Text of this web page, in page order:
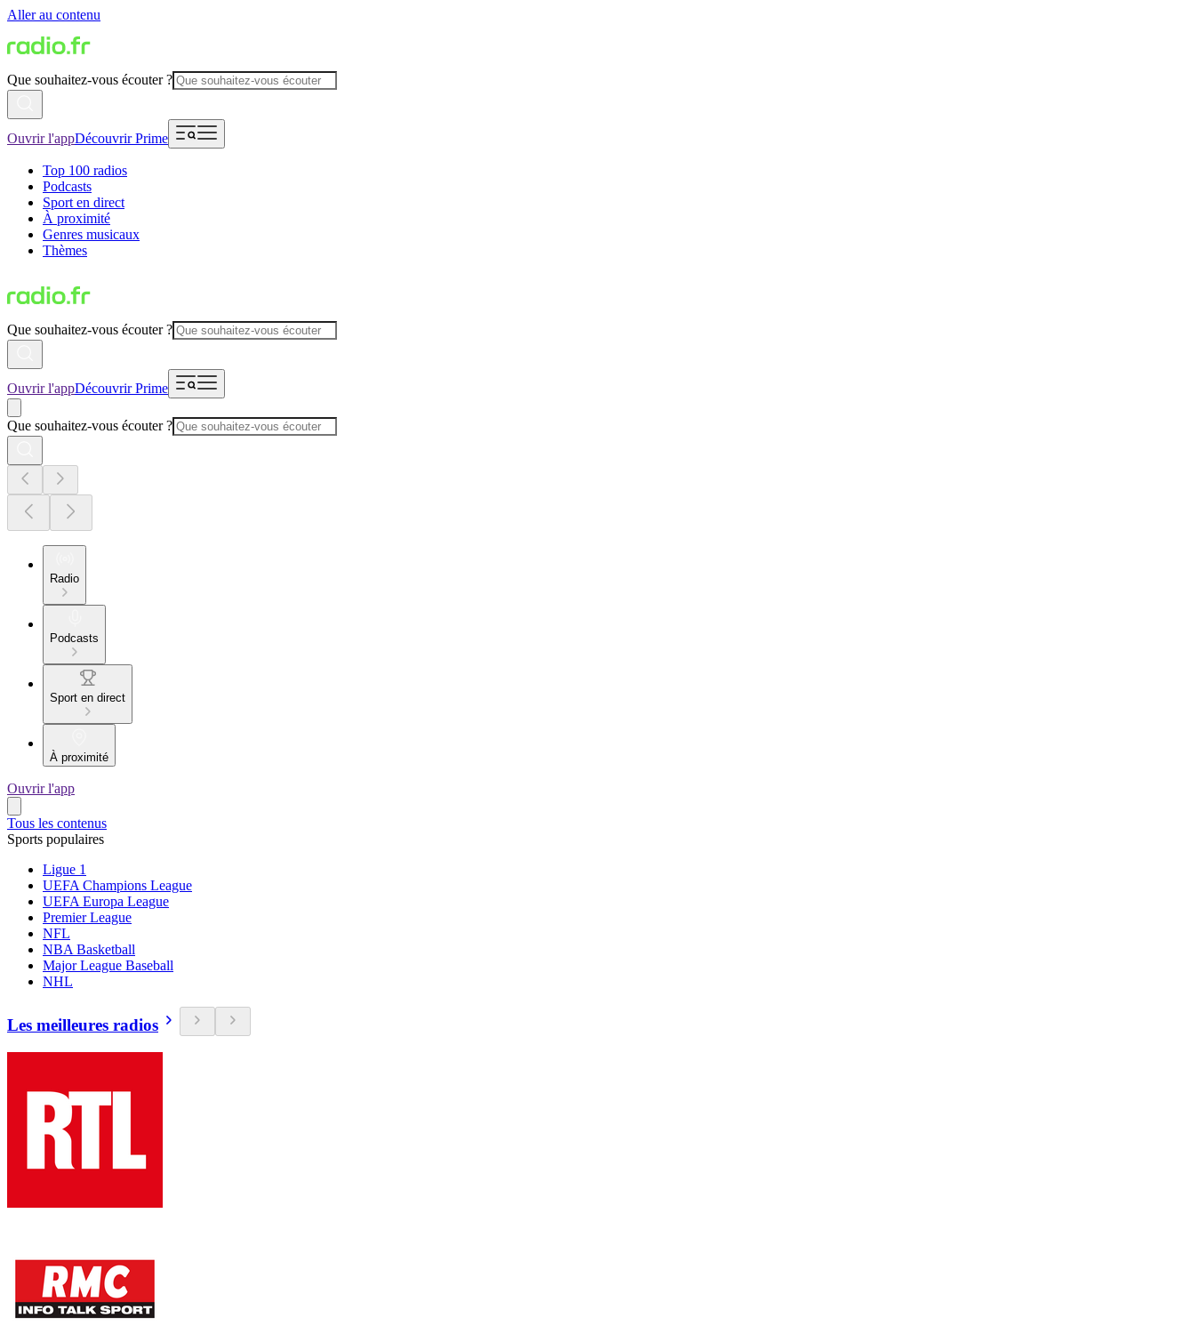
Aller au contenu
Que souhaitez-vous écouter ?
Ouvrir l'appDécouvrir Prime
Top 100 radios
Podcasts
Sport en direct
À proximité
Genres musicaux
Thèmes
Que souhaitez-vous écouter ?
Ouvrir l'appDécouvrir Prime
Que souhaitez-vous écouter ?
Radio
Podcasts
Sport en direct
À proximité
Ouvrir l'app
Tous les contenus
Sports populaires
Ligue 1
UEFA Champions League
UEFA Europa League
Premier League
NFL
NBA Basketball
Major League Baseball
NHL
Les meilleures radios